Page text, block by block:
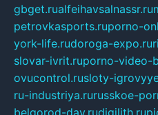
gbget.rualfeihavsalnassr.ru
petrovkasports.ruporno-
york-life.rudoroga-expo.ru
slovar-ivrit.ruporno-video-
ovucontrol.rusloty-
ru-industriya.rurusskoe-